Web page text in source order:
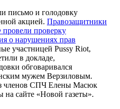
письмо и голодовку
акцией. Правозащитники
проверку
о нарушениях прав
участницей Pussy Riot,
в докладе,
обговаривался
мужем Верзиловым.
членов СПЧ Елены Масюк
на сайте «Новой газеты».